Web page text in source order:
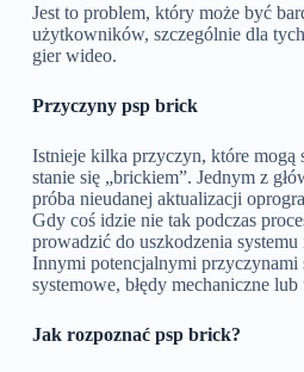
Jest to problem, który może być
użytkowników, szczególnie dla
gier wideo.
Przyczyny psp brick
Istnieje kilka przyczyn, które mogą
stanie się „brickiem”. Jednym z
próba nieudanej aktualizacji
Gdy coś idzie nie tak podczas
prowadzić do uszkodzenia
Innymi potencjalnymi przyczynami
systemowe, błędy mechaniczne
Jak rozpoznać psp brick?